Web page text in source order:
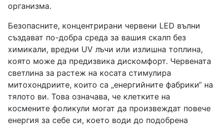
организма.
Безопасните, концентрирани червени LED вълни
създават по-добра среда за вашия скалп без
химикали, вредни UV лъчи или излишна топлина,
която може да предизвика дискомфорт. Червената
светлина за растеж на косата стимулира
митохондриите, които са „енергийните фабрики“ на
тялото ви. Това означава, че клетките на
космените фоликули могат да произвеждат повече
енергия за себе си, което води до подобрена